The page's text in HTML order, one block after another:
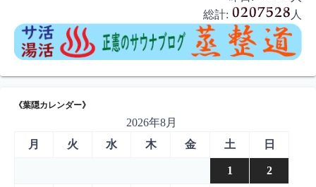
総計:
人
《葉隠カレンダー》
2026年8月
月
火 水 木 金 土 日
1 2